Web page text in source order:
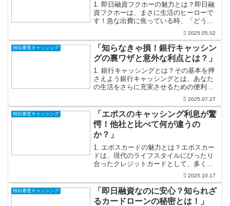
1. 即日融資フクホーの魅力とは？即日融
資フクホーは、まさに生活のヒーローで
す！急な出費に焦っている時、「どうに
かしてお金を手に入れたい！」と思った
ことはありませんか？そんな瞬間にフク
ホーがあれば、心強い味方となります。
急な金銭トラブルに直...
2025.05.02
独自審査キャッシング
「知らなきゃ損！銀行キャッシン
グの裏ワザと意外な利点とは？」
1. 銀行キャッシングとは？その基本を押
さえよう銀行キャッシングとは、あなた
の生活をさらに充実させるための便利な
サービスです。急な出費や予期せぬトラ
ブル時に、手軽にお金を借りることがで
きるので、あなたの頼もしいパートナー
となることでしょう。...
2025.07.27
独自審査キャッシング
「エポスのキャッシング利息が驚
愕！他社と比べて何が違うの
か？」
1. エポスカードの魅力とは？エポスカー
ドは、現代のライフスタイルにぴったり
合ったクレジットカードとして、多くの
人々に愛されています。その魅力の一つ
は、手続きの簡便さです。オンラインで
の申し込みがスムーズで、審査も迅速。
これにより、急な出費...
2025.10.17
独自審査キャッシング
「即日融資なのに安心？知られざ
るカードローンの秘密とは！」